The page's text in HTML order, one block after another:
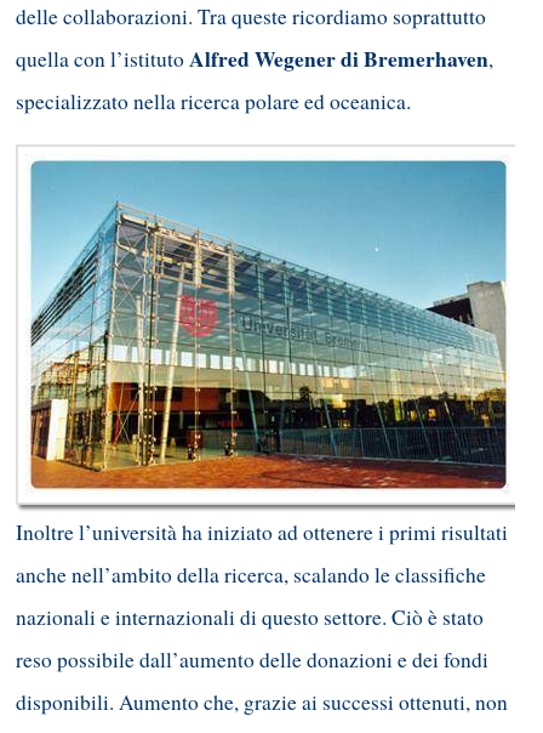
delle collaborazioni. Tra queste ricordiamo soprattutto
quella con l’istitutoAlfred Wegener di Bremerhaven,
specializzato nella ricerca polare ed oceanica.
Inoltre l’università ha iniziato ad ottenere i primi risultati
anche nell’ambito della ricerca, scalando le classifiche
nazionali e internazionali di questo settore. Ciò è stato
reso possibile dall’aumento delle donazioni e dei fondi
disponibili. Aumento che, grazie ai successi ottenuti, non